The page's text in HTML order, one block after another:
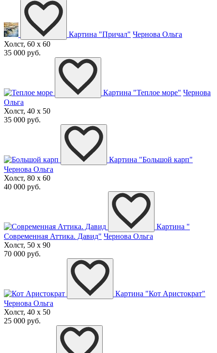
Картина "Причал" Чернова Ольга
Холст, 60 x 60
35 000 руб.
Картина "Теплое море" Чернова
Ольга
Холст, 40 x 50
35 000 руб.
Картина "Большой карп"
Чернова Ольга
Холст, 80 x 60
40 000 руб.
Картина "
Современная Аттика. Давид" Чернова Ольга
Холст, 50 x 90
70 000 руб.
Картина "Кот Аристократ"
Чернова Ольга
Холст, 40 x 50
25 000 руб.